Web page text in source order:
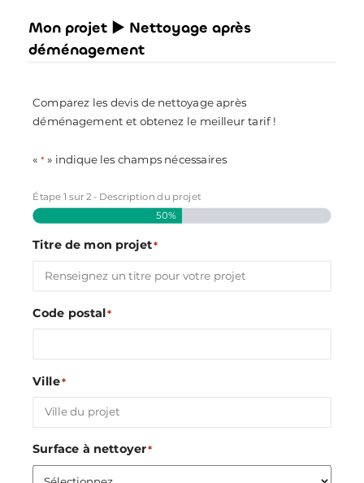
Mon projet ► Nettoyage après
déménagement
Comparez les devis de nettoyage après
déménagement et obtenez le meilleur tarif !
«* » indique les champs nécessaires
Étape1 sur2 - Description du projet
50%
Titre de mon projet*
Code postal*
Ville*
Surface à nettoyer*